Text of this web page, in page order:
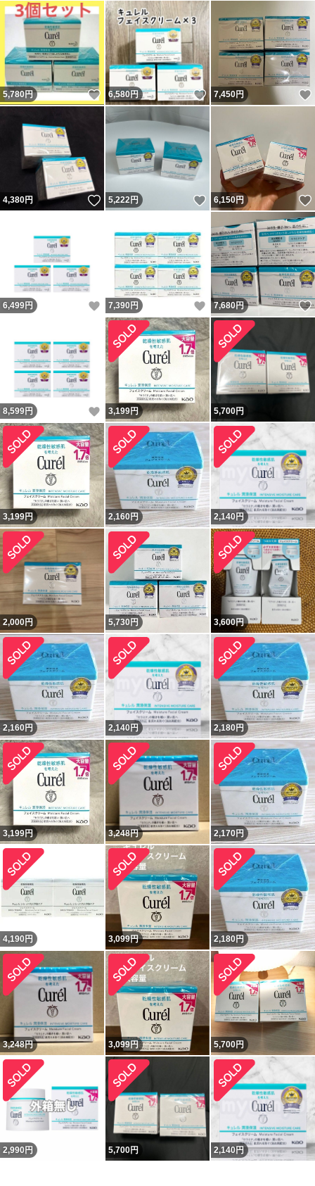
5,780円 いいね！
6,580円 いいね！
7,450円
4,380円 いいね！
5,222円 いいね！
6,150円
6,499円 いいね！
7,390 円 いいね！
7,680円
8,599円 いいね！
3,199円 5,700円
3,199円 2,160円 2,140円
2,000円 5,730円 3,600円
2,160円 2,140円 2,180円
3,199円 3,248円 2,170円
4,190 円 3,099円 2,180円
3,248円 3,099円 5,700円
2,990 円 5,700円 2,140円